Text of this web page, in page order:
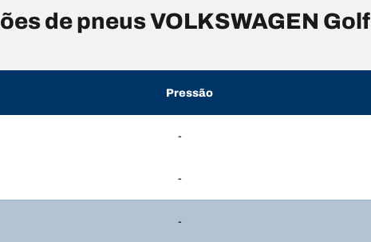
de pneus VOLKSWAGEN Golf
Pressão
-
-
-